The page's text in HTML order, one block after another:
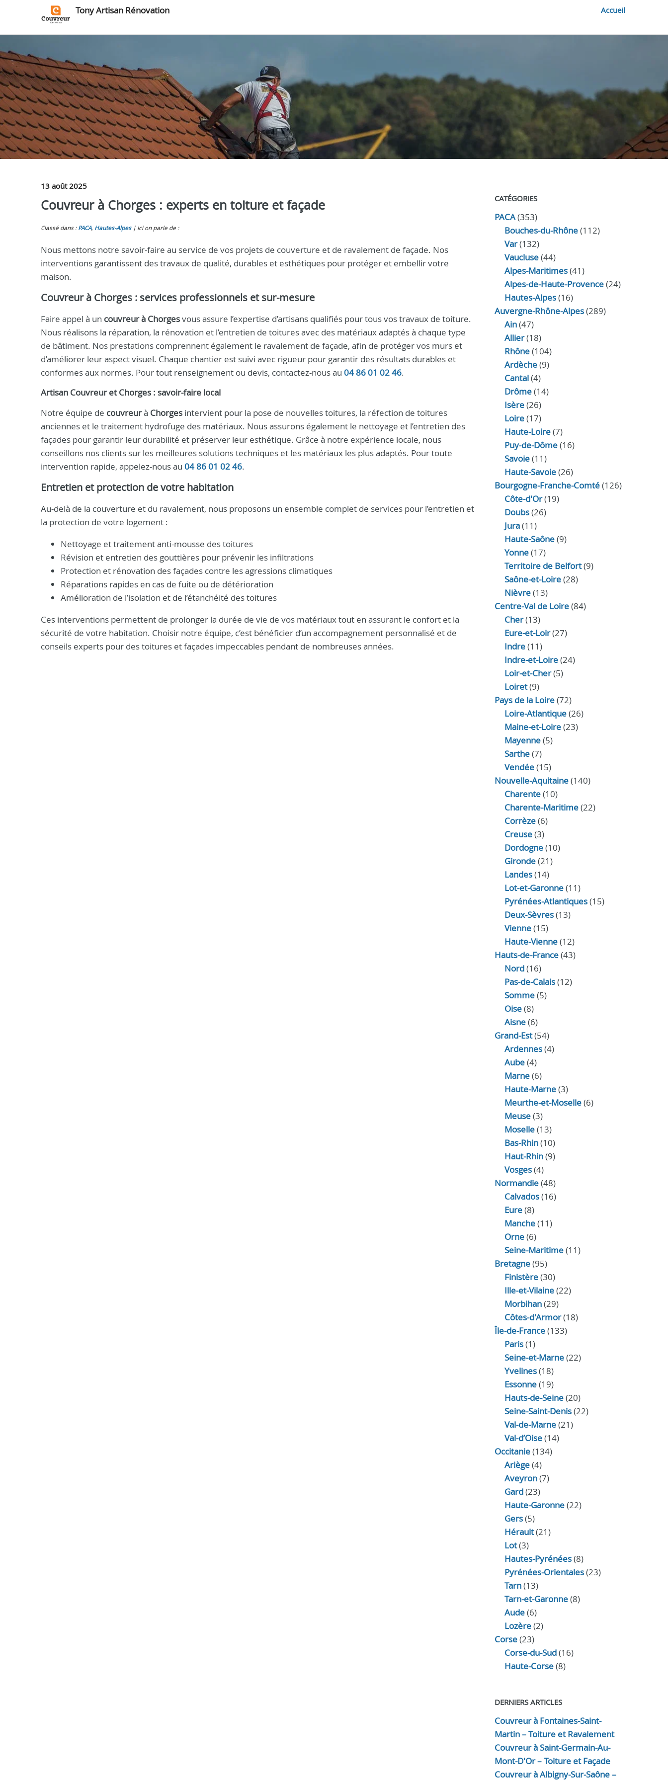
Tony Artisan Rénovation Accueil
13 août 2025
Couvreur à Chorges : experts en toiture et façade
Classé dans : PACA, Hautes-Alpes Ici on parle de :
Nous mettons notre savoir-faire au service de vos projets de couverture et de ravalement de façade. Nos
interventions garantissent des travaux de qualité, durables et esthétiques pour protéger et embellir votre
maison.
Couvreur à Chorges : services professionnels et sur-mesure
Faire appel à un couvreur à Chorgesvous assure l’expertise d’artisans qualifiés pour tous vos travaux de toiture.
Nous réalisons la réparation, la rénovation et l’entretien de toitures avec des matériaux adaptés à chaque type
de bâtiment. Nos prestations comprennent également le ravalement de façade, afin de protéger vos murs et
d’améliorer leur aspect visuel. Chaque chantier est suivi avec rigueur pour garantir des résultats durables et
conformes aux normes. Pour tout renseignement ou devis, contactez-nous au 04 86 01 02 46.
Artisan Couvreur et Chorges : savoir-faire local
Notre équipe de couvreurà Chorges intervient pour la pose de nouvelles toitures, la réfection de toitures
anciennes et le traitement hydrofuge des matériaux. Nous assurons également le nettoyage et l’entretien des
façades pour garantir leur durabilité et préserver leur esthétique. Grâce à notre expérience locale, nous
conseillons nos clients sur les meilleures solutions techniques et les matériaux les plus adaptés. Pour toute
intervention rapide, appelez-nous au 04 86 01 02 46.
Entretien et protection de votre habitation
Au-delà de la couverture et du ravalement, nous proposons un ensemble complet de services pour l’entretien et
la protection de votre logement :
Nettoyage et traitement anti-mousse des toitures
Révision et entretien des gouttières pour prévenir les infiltrations
Protection et rénovation des façades contre les agressions climatiques
Réparations rapides en cas de fuite ou de détérioration
Amélioration de l’isolation et de l’étanchéité des toitures
Ces interventions permettent de prolonger la durée de vie de vos matériaux tout en assurant le confort et la
sécurité de votre habitation. Choisir notre équipe, c’est bénéficier d’un accompagnement personnalisé et de
conseils experts pour des toitures et façades impeccables pendant de nombreuses années.
CATÉGORIES
PACA(353)
Bouches-du-Rhône(112)
Var(132)
Vaucluse(44)
Alpes-Maritimes(41)
Alpes-de-Haute-Provence(24)
Hautes-Alpes(16)
Auvergne-Rhône-Alpes(289)
Ain(47)
Allier(18)
Rhône(104)
Ardèche(9)
Cantal(4)
Drôme(14)
Isère(26)
Loire(17)
Haute-Loire(7)
Puy-de-Dôme(16)
Savoie(11)
Haute-Savoie(26)
Bourgogne-Franche-Comté(126)
Côte-d'Or(19)
Doubs(26)
Jura(11)
Haute‑Saône(9)
Yonne(17)
Territoire de Belfort(9)
Saône-et-Loire(28)
Nièvre(13)
Centre-Val de Loire(84)
Cher(13)
Eure‑et‑Loir(27)
Indre(11)
Indre‑et‑Loire(24)
Loir‑et‑Cher(5)
Loiret(9)
Pays de la Loire(72)
Loire-Atlantique(26)
Maine-et-Loire(23)
Mayenne(5)
Sarthe(7)
Vendée(15)
Nouvelle-Aquitaine(140)
Charente(10)
Charente-Maritime(22)
Corrèze(6)
Creuse(3)
Dordogne(10)
Gironde(21)
Landes(14)
Lot-et-Garonne(11)
Pyrénées-Atlantiques(15)
Deux-Sèvres(13)
Vienne(15)
Haute-Vienne(12)
Hauts-de-France(43)
Nord(16)
Pas-de-Calais(12)
Somme(5)
Oise(8)
Aisne(6)
Grand-Est(54)
Ardennes(4)
Aube(4)
Marne(6)
Haute-Marne(3)
Meurthe-et-Moselle(6)
Meuse(3)
Moselle(13)
Bas-Rhin(10)
Haut-Rhin(9)
Vosges(4)
Normandie(48)
Calvados(16)
Eure(8)
Manche(11)
Orne(6)
Seine-Maritime(11)
Bretagne(95)
Finistère(30)
Ille-et-Vilaine(22)
Morbihan(29)
Côtes-d'Armor(18)
Île-de-France(133)
Paris(1)
Seine-et-Marne(22)
Yvelines(18)
Essonne(19)
Hauts-de-Seine(20)
Seine-Saint-Denis(22)
Val-de-Marne(21)
Val-d’Oise(14)
Occitanie(134)
Ariège(4)
Aveyron(7)
Gard(23)
Haute-Garonne(22)
Gers(5)
Hérault(21)
Lot(3)
Hautes-Pyrénées(8)
Pyrénées-Orientales(23)
Tarn(13)
Tarn-et-Garonne(8)
Aude(6)
Lozère(2)
Corse(23)
Corse-du-Sud(16)
Haute-Corse(8)
DERNIERS ARTICLES
Couvreur à Fontaines-Saint-
Martin – Toiture et Ravalement
Couvreur à Saint-Germain-Au-
Mont-D'Or – Toiture et Façade
Couvreur à Albigny-Sur-Saône –